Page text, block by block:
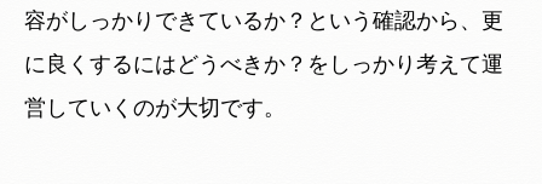
容がしっかりできているか？という確認から、更
に良くするにはどうべきか？をしっかり考えて運
営していくのが大切です。